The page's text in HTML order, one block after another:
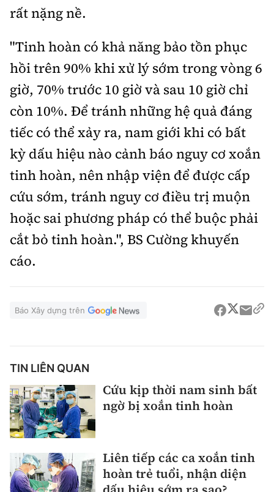
rất nặng nề.
"Tinh hoàn có khả năng bảo tồn phục
hồi trên 90% khi xử lý sớm trong vòng 6
giờ, 70% trước 10 giờ và sau 10 giờ chỉ
còn 10%. Để tránh những hệ quả đáng
tiếc có thể xảy ra, nam giới khi có bất
kỳ dấu hiệu nào cảnh báo nguy cơ xoắn
tinh hoàn, nên nhập viện để được cấp
cứu sớm, tránh nguy cơ điều trị muộn
hoặc sai phương pháp có thể buộc phải
cắt bỏ tinh hoàn.", BS Cường khuyến
cáo.
Báo Xây dựng trên
TIN LIÊN QUAN
Cứu kịp thời nam sinh bất
ngờ bị xoắn tinh hoàn
Liên tiếp các ca xoắn tinh
hoàn trẻ tuổi, nhận diện